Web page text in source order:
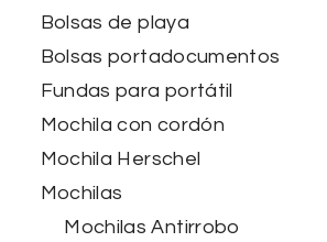
Bolsas de playa
Bolsas portadocumentos
Fundas para portátil
Mochila con cordón
Mochila Herschel
Mochilas
Mochilas Antirrobo